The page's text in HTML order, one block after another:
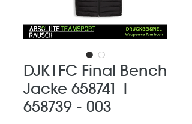
DJK|FC Final Bench
Jacke 658741 |
658739 - 003